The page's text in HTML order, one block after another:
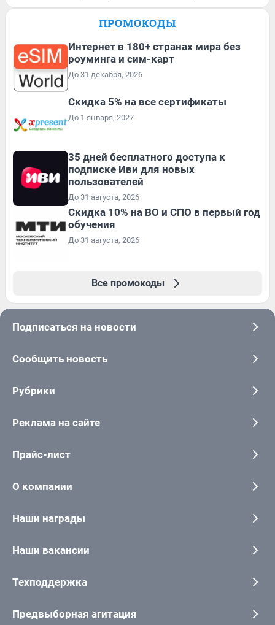
ПРОМОКОДЫ
Интернет в 180+ странах мира без
роуминга и сим-карт
До 31 декабря, 2026
Скидка 5% на все сертификаты
До 1 января, 2027
35 дней бесплатного доступа к
подписке Иви для новых
пользователей
До 31 августа, 2026
Скидка 10% на ВО и СПО в первый год
обучения
До 31 августа, 2026
Все промокоды
Подписаться на новости
Сообщить новость
Рубрики
Реклама на сайте
Прайс-лист
О компании
Наши награды
Наши вакансии
Техподдержка
Предвыборная агитация